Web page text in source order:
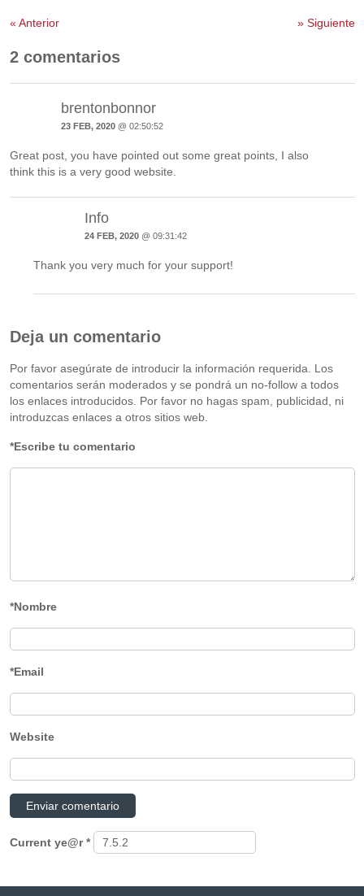
« Anterior »Siguiente
2 comentarios
brentonbonnor
23 FEB, 2020@ 02:50:52
Great post, you have pointed out some great points, I also
think this is a very good website.
Info
24 FEB, 2020 @ 09:31:42
Thank you very much for your support!
Deja un comentario
Por favor asegúrate de introducir la información requerida. Los
comentarios serán moderados y se pondrá un no-follow a todos
los enlaces introducidos. Por favor no hagas spam, publicidad, ni
introduzcas enlaces a otros sitios web.
*Escribe tu comentario
*Nombre
*Email
Website
Current ye@r*